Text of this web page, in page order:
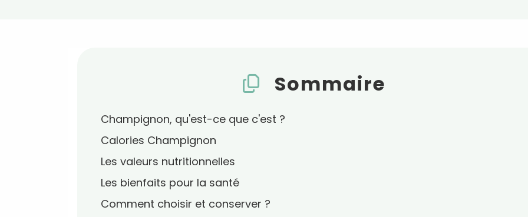
Sommaire
Champignon, qu'est-ce que c'est ?
Calories Champignon
Les valeurs nutritionnelles
Les bienfaits pour la santé
Comment choisir et conserver ?